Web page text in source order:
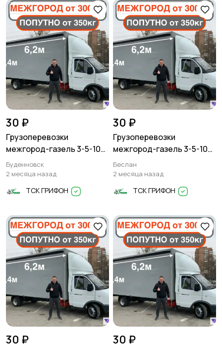
30 ₽
Грузоперевозки
межгород-газель 3-5-10
тонн
Буденновск
2 месяца назад
ТСК ГРИФОН
30 ₽
Грузоперевозки
межгород-газель 3-5-10
тонн
Беслан
2 месяца назад
ТСК ГРИФОН
30 ₽ 30 ₽